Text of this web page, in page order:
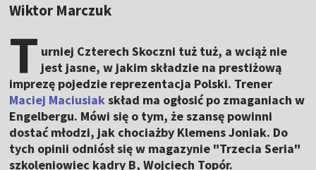
Wiktor Marczuk
T urniej Czterech Skoczni tuż tuż, a wciąż nie
jest jasne, w jakim składzie na prestiżową
imprezę pojedzie reprezentacja Polski. Trener
Maciej Maciusiakskład ma ogłosić po zmaganiach w
Engelbergu. Mówi się o tym, że szansę powinni
dostać młodzi, jak chociażby Klemens Joniak. Do
tych opinii odniósł się w magazynie "Trzecia Seria"
szkoleniowiec kadry B, Wojciech Topór.